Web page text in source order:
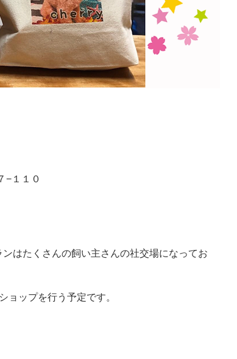
−１１０
はたくさんの飼い主さんの社交場になってお
ップを行う予定です。